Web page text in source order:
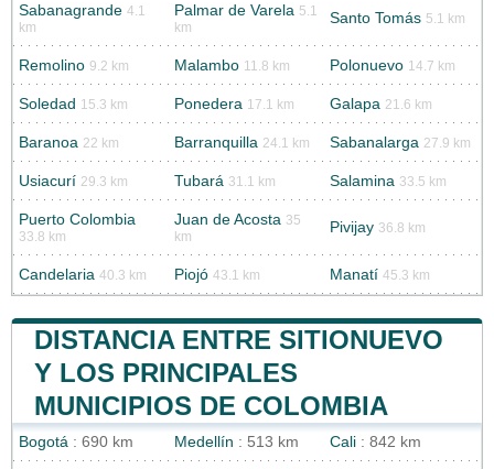
Sabanagrande 4.1
km
Palmar de Varela 5.1
km
Santo Tomás 5.1 km
Remolino 9.2 km Malambo 11.8 km Polonuevo 14.7 km
Soledad 15.3 km Ponedera 17.1 km Galapa 21.6 km
Baranoa 22 km Barranquilla 24.1 km Sabanalarga 27.9 km
Usiacurí 29.3 km Tubará 31.1 km Salamina 33.5 km
Puerto Colombia
33.8 km
Juan de Acosta 35
km
Pivijay 36.8 km
Candelaria 40.3 km Piojó 43.1 km Manatí 45.3 km
DISTANCIA ENTRE SITIONUEVO
Y LOS PRINCIPALES
MUNICIPIOS DE COLOMBIA
Bogotá : 690 km Medellín : 513 km Cali : 842 km